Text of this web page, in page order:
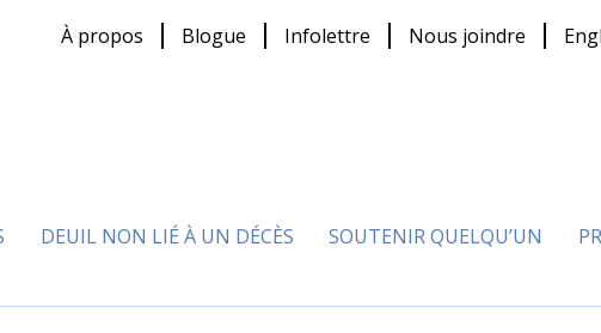
À propos Blogue Infolettre Nous joindre
DEUIL NON LIÉ À UN DÉCÈS SOUTENIR QUELQU’UN